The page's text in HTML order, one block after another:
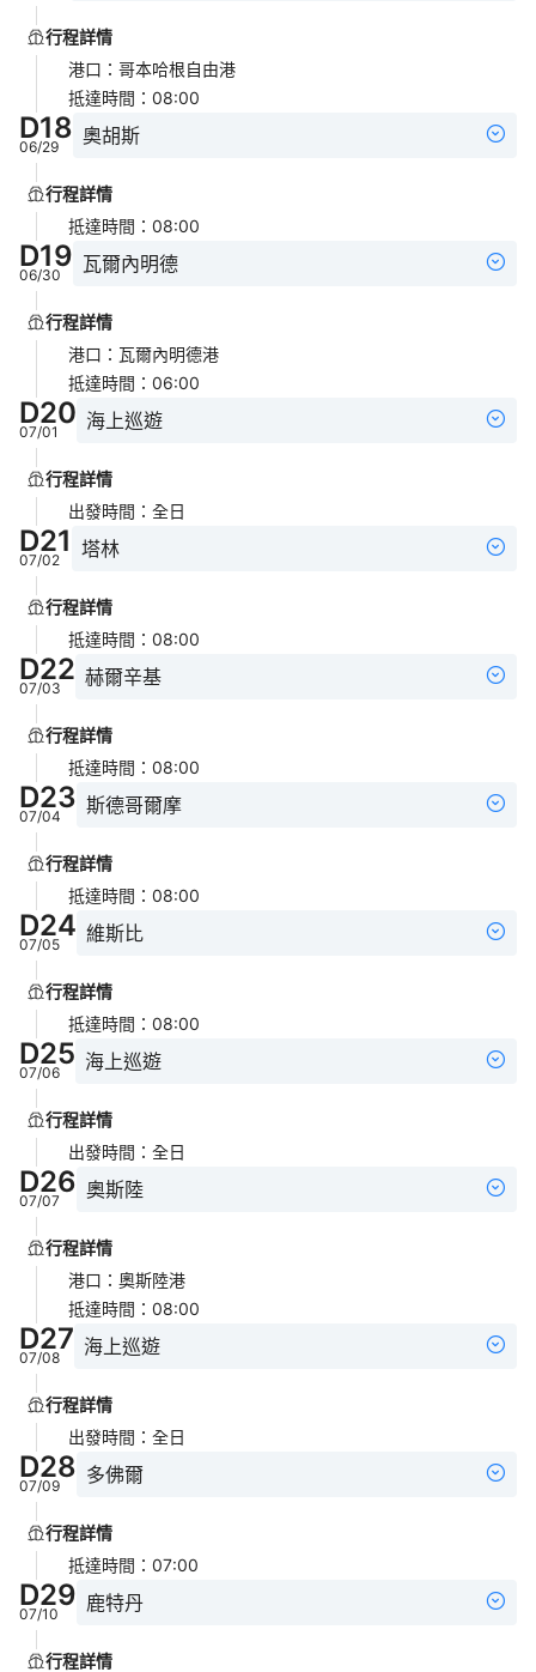
行程詳情
港口 ： 哥本哈根自由港
抵達時間 ： 08:00
D18
06/29 奧胡斯
行程詳情
抵達時間 ： 08:00
D19
06/30 瓦爾內明德
行程詳情
港口 ： 瓦爾內明德港
抵達時間 ： 06:00
D20
07/01 海上巡遊
行程詳情
出發時間 ： 全日
D21
07/02 塔林
行程詳情
抵達時間 ： 08:00
D22
07/03 赫爾辛基
行程詳情
抵達時間 ： 08:00
D23
07/04 斯德哥爾摩
行程詳情
抵達時間 ： 08:00
D24
07/05 維斯比
行程詳情
抵達時間 ： 08:00
D25
07/06 海上巡遊
行程詳情
出發時間 ： 全日
D26
07/07 奧斯陸
行程詳情
港口 ： 奧斯陸港
抵達時間 ： 08:00
D27
07/08 海上巡遊
行程詳情
出發時間 ： 全日
D28
07/09 多佛爾
行程詳情
抵達時間 ： 07:00
D29
07/10 鹿特丹
行程詳情